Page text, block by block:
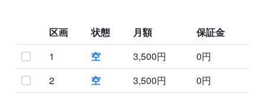
区画 状態 月額
保証金
1
空 3,500円
0円
2
空 3,500円
0円